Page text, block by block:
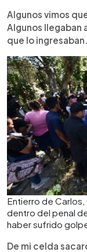
Algunos vimos
Algunos llegaban
que lo
Entierro de Carlos,
dentro del penal
haber sufrido
De mi celda